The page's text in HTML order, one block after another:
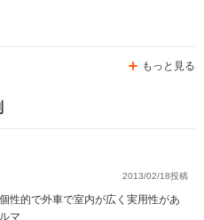
もっと見る
2013/02/18投稿
性的で外車で室内が広く実用性があ
マ